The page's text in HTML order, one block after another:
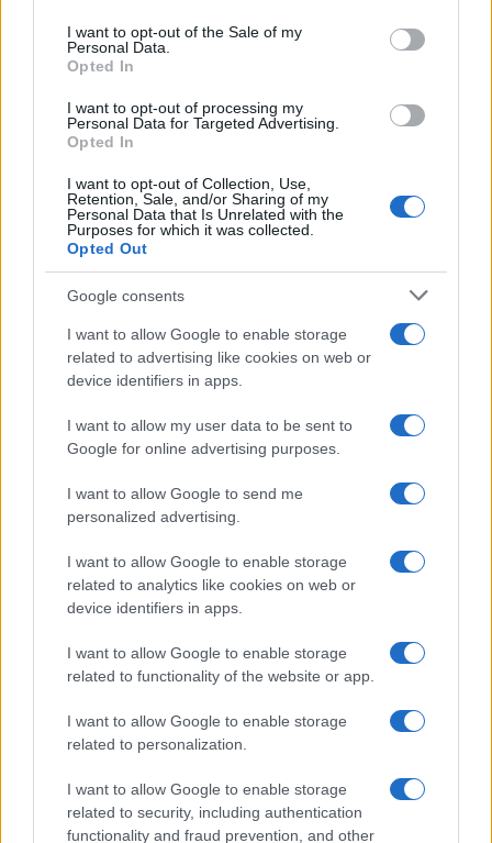
I want to opt-out of the Sale of my
Personal Data.
Opted In
I want to opt-out of processing my
Personal Data for Targeted Advertising.
Opted In
I want to opt-out of Collection, Use,
Retention, Sale, and/or Sharing of my
Personal Data that Is Unrelated with the
Purposes for which it was collected.
Opted Out
Google consents
I want to allow Google to enable storage
related to advertising like cookies on web or
device identifiers in apps.
I want to allow my user data to be sent to
Google for online advertising purposes.
I want to allow Google to send me
personalized advertising.
I want to allow Google to enable storage
related to analytics like cookies on web or
device identifiers in apps.
I want to allow Google to enable storage
related to functionality of the website or app.
I want to allow Google to enable storage
related to personalization.
I want to allow Google to enable storage
related to security, including authentication
functionality and fraud prevention, and other
prendono per i fondelli
Perché gli affitti brevi sono innocenti: i dati
smentiscono Giorgetti
ambiguità: anche la possibilestretta sugli
immobili affittati, che farebbe scattare la
classificazione come attività di impresa dopo tre
immobili locati – rispetto ai cinque attuali –
risorse utili a finanziare la stessa riduzione della
cedolare al 21% per i proprietari che si
manovra circolare che scarica sui proprietari un
costo per poi restituirgliene una parte come
presunto beneficio.
Verso quale equilibrio?
Con la riforma di Roma Capitale ancora in cantiere
e la delega sul turismo destinata a passare dal
centrale per definire norme transitorie e nuovi
parametri. Tuttavia qualsiasi riforma, per essere
equa, dovrebbe partire da un principio semplice:
non si può proteggere il tessuto urbano